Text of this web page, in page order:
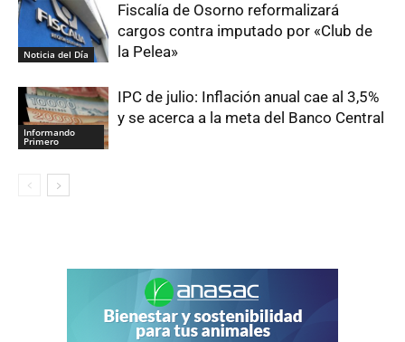
Noticia del Día
Fiscalía de Osorno reformalizará
cargos contra imputado por «Club de
la Pelea»
Informando
Primero
IPC de julio: Inflación anual cae al 3,5%
y se acerca a la meta del Banco Central